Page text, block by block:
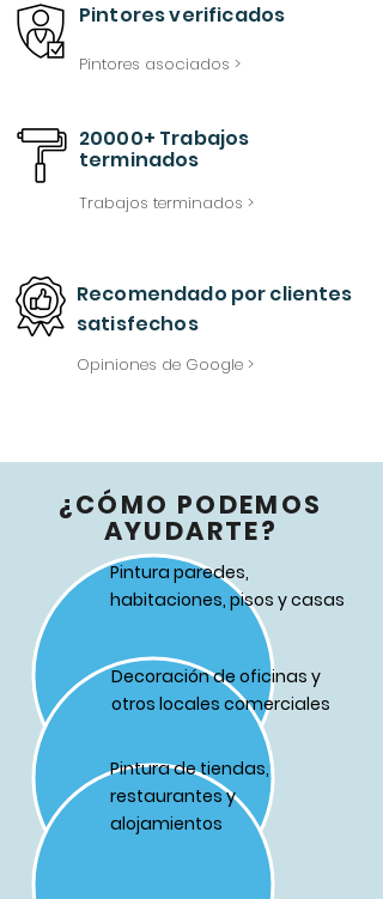
Pintores verificados
Pintores asociados >
20000+ Trabajos
terminados
Trabajos terminados >
Recomendado porclientes
satisfechos
Opiniones de Google >
¿CÓMO PODEMOS
AYUDARTE?
Pintura paredes,
habitaciones, pisos y casas
Decoración de oficinas y
otros locales comerciales
Pintura de tiendas,
restaurantes y
alojamientos